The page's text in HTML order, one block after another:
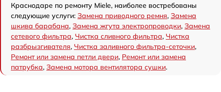
Краснодаре по ремонту Miele, наиболее востребованы
следующие услуги: Замена приводного ремня, Замена
шкива барабана, Замена жгута электропроводки, Замена
сетевого фильтра, Чистка сливного фильтра, Чистка
разбрызгивателя, Чистка заливного фильтра-сеточки,
Ремонт или замена петли двери, Ремонт или замена
патрубка, Замена мотора вентилятора сушки.